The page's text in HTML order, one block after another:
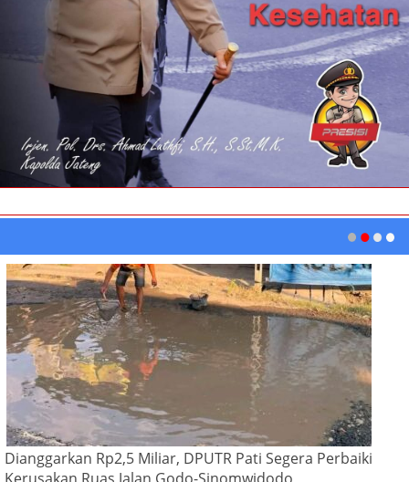
Dianggarkan Rp2,5 Miliar, DPUTR Pati Segera Perbaiki